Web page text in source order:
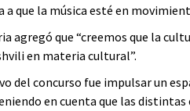
a que la música esté en
agregó que “creemos que la
en materia cultural”.
del concurso fue impulsar un
en cuenta que las distintas